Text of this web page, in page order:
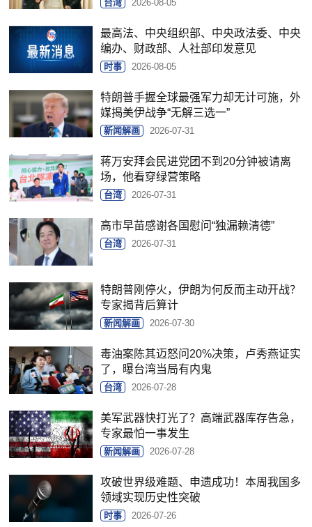
台湾 2026-08-05
最高法、中央组织部、中央政法委、中央
编办、财政部、人社部印发意见
时事 2026-08-05
特朗普手握全球最强军力却无计可施，外
媒揭美伊战争“无解三选一”
新闻解画 2026-07-31
蒋万安拜会民进党团不到20分钟被请离
场，他看穿绿营策略
台湾 2026-07-31
高市早苗感谢各国慰问“独漏赖清德”
台湾 2026-07-31
特朗普刚停火，伊朗为何反而主动开战？
专家揭背后算计
新闻解画 2026-07-30
毒油案陈其迈怒问20%决策，卢秀燕证实
了，曝台湾当局有内鬼
台湾 2026-07-28
美军武器快打光了？高端武器库存告急，
专家最怕一事发生
新闻解画 2026-07-28
攻破世界级难题、申遗成功！本周我国多
领域实现历史性突破
时事 2026-07-26